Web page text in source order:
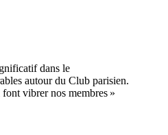
dans le
autour du Club parisien.
vibrer nos membres »